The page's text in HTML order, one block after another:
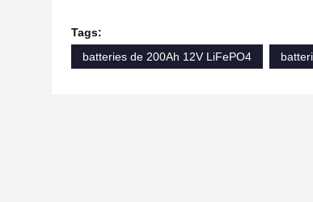
Tags:
batteries de 200Ah 12V LiFePO4